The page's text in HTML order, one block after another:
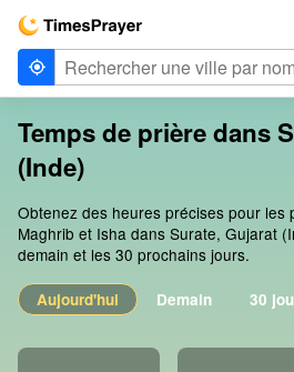
Temps de prière dans
(Inde)
Obtenez des heures précises pour les
Maghrib et Isha dans Surate, Gujarat
demain et les 30 prochains jours.
Aujourd'hui Demain 30